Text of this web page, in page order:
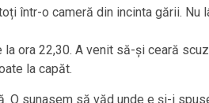
într-o cameră din incinta gării.
la ora 22,30. A venit să-și ceară
la capăt.
O sunasem să văd unde e și-i